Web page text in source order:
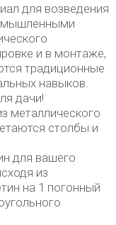
для возведения
и в монтаже,
традиционные
навыков.
дачи!
металлического
столбы и
для вашего
из
на 1 погонный